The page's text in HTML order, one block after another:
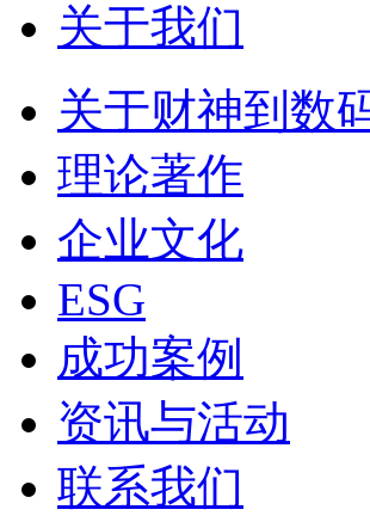
关于我们
关于财神到数
理论著作
企业文化
ESG
成功案例
资讯与活动
联系我们